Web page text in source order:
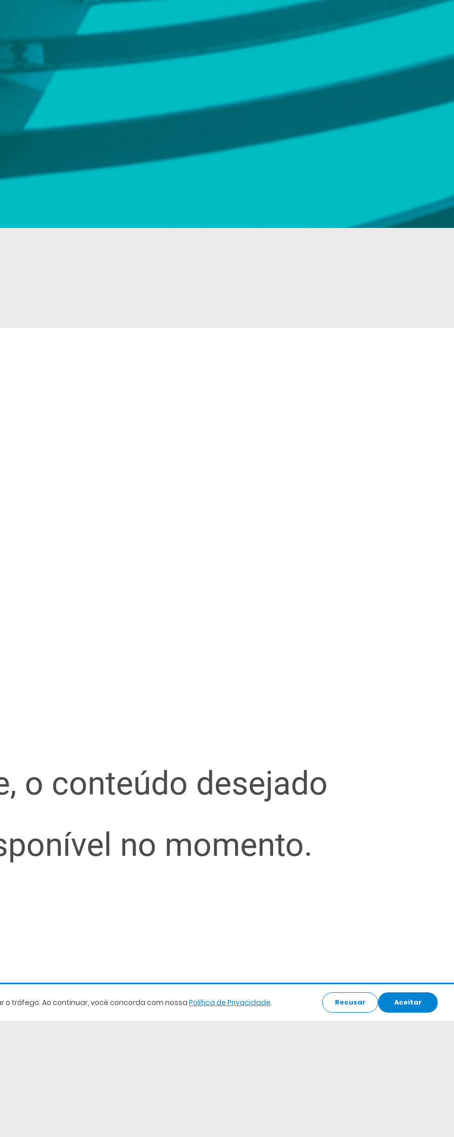
o conteúdo desejado
no momento.
o tráfego. Ao continuar, você concorda com nossa Política de Privacidade. Recusar Aceitar